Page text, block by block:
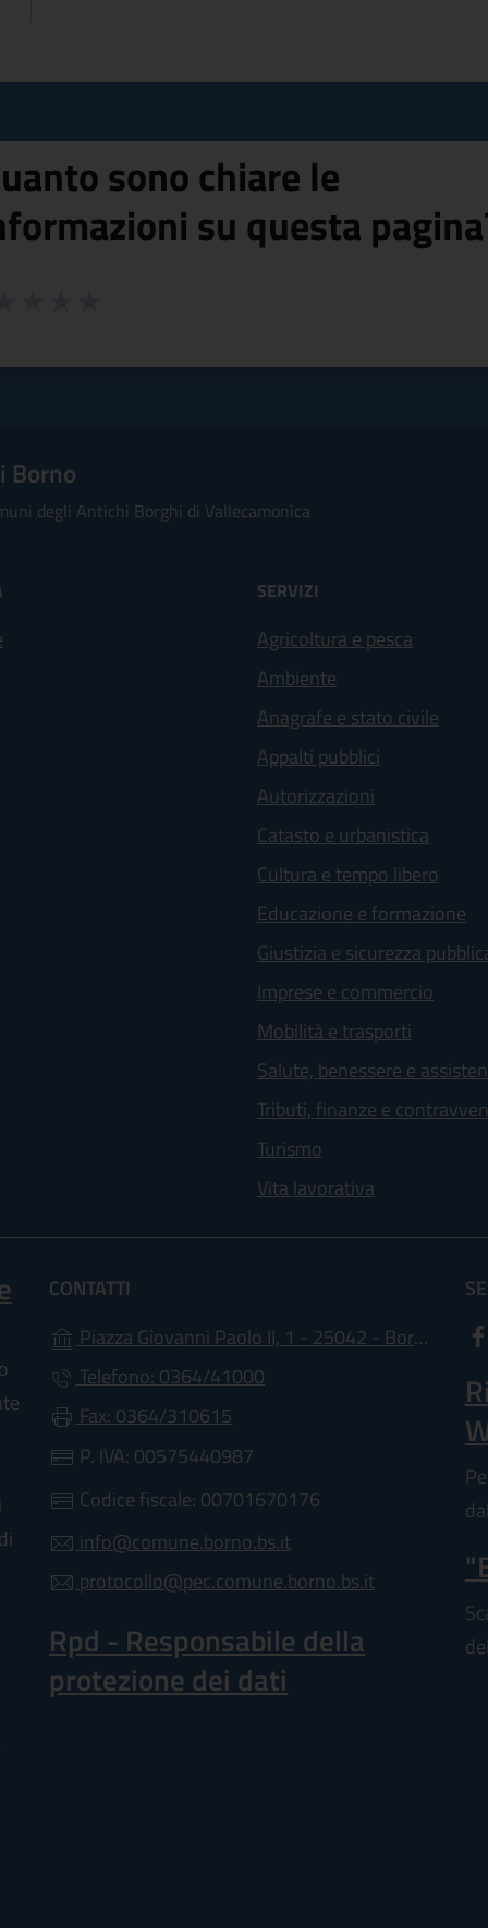
sono chiare le
su questa
Borno
degli Antichi Borghi di Vallecamonica
SERVIZI
Agricoltura e pesca
Ambiente
Anagrafe e stato civile
Appalti pubblici
Autorizzazioni
Catasto e urbanistica
Cultura e tempo libero
Educazione e formazione
Giustizia e sicurezza
Imprese e commercio
Mobilità e trasporti
Salute, benessere e
Tributi, finanze e
Turismo
Vita lavorativa
scheda).
CONTATTI
Piazza Giovanni Paolo II, 1 - 25042 - Borno (BS)
Telefono: 0364/41000
Fax: 0364/310615
P. IVA: 00575440987
Codice fiscale: 00701670176
info@comune.borno.bs.it
protocollo@pec.comune.borno.bs.it
Rpd - Responsabile della
protezione dei dati